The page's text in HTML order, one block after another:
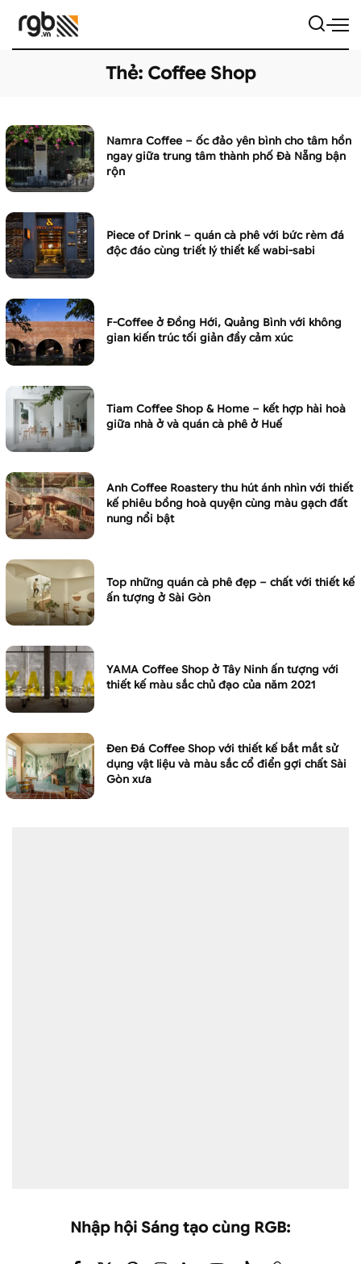
Thẻ: Coffee Shop
Namra Coffee – ốc đảo yên bình cho tâm hồn
ngay giữa trung tâm thành phố Đà Nẵng bận
rộn
Piece of Drink – quán cà phê với bức rèm đá
độc đáo cùng triết lý thiết kế wabi-sabi
F-Coffee ở Đồng Hới, Quảng Bình với không
gian kiến trúc tối giản đầy cảm xúc
Tiam Coffee Shop & Home – kết hợp hài hoà
giữa nhà ở và quán cà phê ở Huế
Anh Coffee Roastery thu hút ánh nhìn với thiết
kế phiêu bồng hoà quyện cùng màu gạch đất
nung nổi bật
Top những quán cà phê đẹp – chất với thiết kế
ấn tượng ở Sài Gòn
YAMA Coffee Shop ở Tây Ninh ấn tượng với
thiết kế màu sắc chủ đạo của năm 2021
Đen Đá Coffee Shop với thiết kế bắt mắt sử
dụng vật liệu và màu sắc cổ điển gợi chất Sài
Gòn xưa
Nhập hội Sáng tạo cùng RGB: